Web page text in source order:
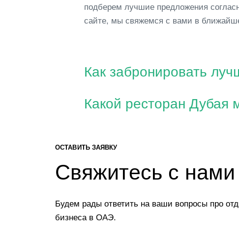
подберем лучшие предложения
сайте, мы свяжемся с вами в
Как забронировать
Какой ресторан Дубая
ОСТАВИТЬ ЗАЯВКУ
Свяжитесь с нами
Будем рады ответить на ваши вопросы про
бизнеса в ОАЭ.